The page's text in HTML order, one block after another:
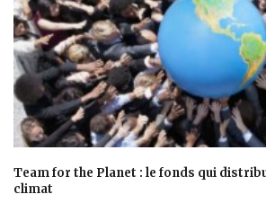
Team for the Planet : le fonds qui
climat